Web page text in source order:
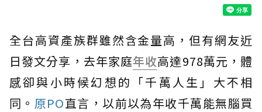
全台高資產族群雖然含金量高，但有網友近
日發文分享，去年家庭年收高達978萬元，體
感卻與小時候幻想的「千萬人生」大不相
同。 原PO直言，以前以為年收千萬能無腦買